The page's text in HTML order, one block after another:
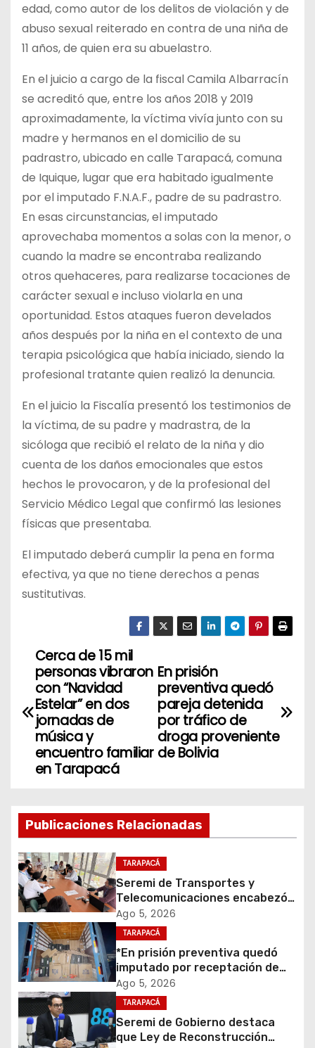
edad, como autor de los delitos de violación y de
abuso sexual reiterado en contra de una niña de
11 años, de quien era su abuelastro.
En el juicio a cargo de la fiscal Camila Albarracín
se acreditó que, entre los años 2018 y 2019
aproximadamente, la víctima vivía junto con su
madre y hermanos en el domicilio de su
padrastro, ubicado en calle Tarapacá, comuna
de Iquique, lugar que era habitado igualmente
por el imputado F.N.A.F., padre de su padrastro.
En esas circunstancias, el imputado
aprovechaba momentos a solas con la menor, o
cuando la madre se encontraba realizando
otros quehaceres, para realizarse tocaciones de
carácter sexual e incluso violarla en una
oportunidad. Estos ataques fueron develados
años después por la niña en el contexto de una
terapia psicológica que había iniciado, siendo la
profesional tratante quien realizó la denuncia.
En el juicio la Fiscalía presentó los testimonios de
la víctima, de su padre y madrastra, de la
sicóloga que recibió el relato de la niña y dio
cuenta de los daños emocionales que estos
hechos le provocaron, y de la profesional del
Servicio Médico Legal que confirmó las lesiones
físicas que presentaba.
El imputado deberá cumplir la pena en forma
efectiva, ya que no tiene derechos a penas
sustitutivas.
N
v
a
c
i
ó
n
d
e
e
En prisión
preventiva quedó
pareja detenida
por tráfico de
droga proveniente
de Bolivia
Cerca de 15 mil
personas vibraron
con “Navidad
Estelar” en dos
jornadas de
música y
encuentro familiar
en Tarapacá
Publicaciones Relacionadas
TARAPACÁ
Seremi de Transportes y
Telecomunicaciones encabezó
primera mesa de coordinación
para el retiro de cables en
desuso en Iquique
Ago 5, 2026
TARAPACÁ
*En prisión preventiva quedó
imputado por receptación de
cigarrillos avaluados en $1.600
millones*
Ago 5, 2026
TARAPACÁ
Seremi de Gobierno destaca
que Ley de Reconstrucción